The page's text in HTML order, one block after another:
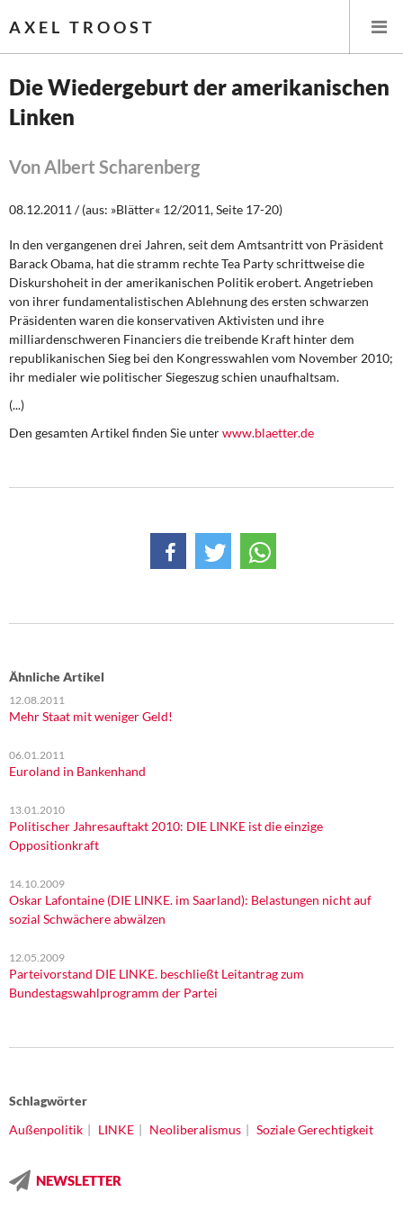
AXEL TROOST
Startseite
Themen
Leitlinien linker Wirtschafts- und Finanzpolitik
Wirtschaftspolitik
Steuer- und Finanzpolitik
Öffentliche Infrastruktur und Daseinsvorsorge
Eurokrise und Griechenland
Institut Solidarische Moderne
Kontakt
Die Wiedergeburt der amerikanischen
Linken
Von Albert Scharenberg
08.12.2011 / (aus: »Blätter« 12/2011, Seite 17-20)
In den vergangenen drei Jahren, seit dem Amtsantritt von Präsident
Barack Obama, hat die stramm rechteTea Partyschrittweise die
Diskurshoheit in der amerikanischen Politik erobert. Angetrieben
von ihrer fundamentalistischen Ablehnung des ersten schwarzen
Präsidenten waren die konservativen Aktivisten und ihre
milliardenschweren Financiers die treibende Kraft hinter dem
republikanischen Sieg bei den Kongresswahlen vom November 2010;
ihr medialer wie politischer Siegeszug schien unaufhaltsam.
(...)
Den gesamten Artikel finden Sie unterwww.blaetter.de
Ähnliche Artikel
12.08.2011
Mehr Staat mit weniger Geld!
06.01.2011
Euroland in Bankenhand
13.01.2010
Politischer Jahresauftakt 2010: DIE LINKE ist die einzige
Oppositionkraft
14.10.2009
Oskar Lafontaine (DIE LINKE. im Saarland): Belastungen nicht auf
sozial Schwächere abwälzen
12.05.2009
Parteivorstand DIE LINKE. beschließt Leitantrag zum
Bundestagswahlprogramm der Partei
Schlagwörter
Außenpolitik
LINKE Neoliberalismus Soziale Gerechtigkeit
NEWSLETTER